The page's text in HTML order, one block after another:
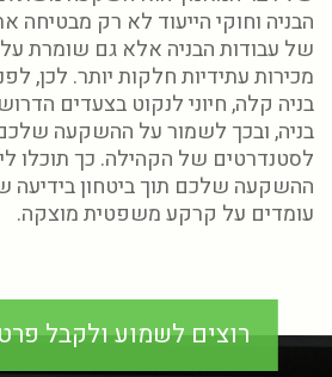
הבניה וחוקי הייעוד לא רק מבטיחה
של עבודות הבניה אלא גם שומרת
מכירות עתידיות חלקות יותר. לכן,
בניה קלה, חיוני לנקוט בצעדים
בניה, ובכך לשמור על ההשקעה שלכם
לסטנדרטים של הקהילה. כך תוכלו
ההשקעה שלכם תוך ביטחון
עומדים על קרקע משפטית מוצקה.
רוצים לשמוע ולקבל